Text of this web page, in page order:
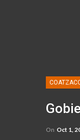
On Oct 1,